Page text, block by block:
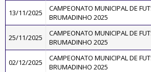
13/11/2025
CAMPEONATO MUNICIPAL DE
BRUMADINHO 2025
25/11/2025
CAMPEONATO MUNICIPAL DE
BRUMADINHO 2025
02/12/2025
CAMPEONATO MUNICIPAL DE
BRUMADINHO 2025